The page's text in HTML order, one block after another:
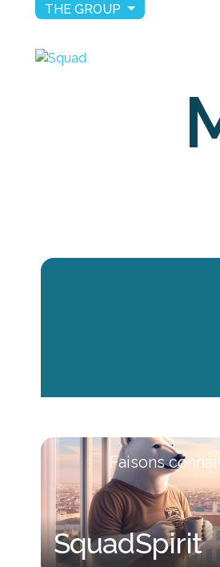
THE GROUP
Faisons
SquadSpirit